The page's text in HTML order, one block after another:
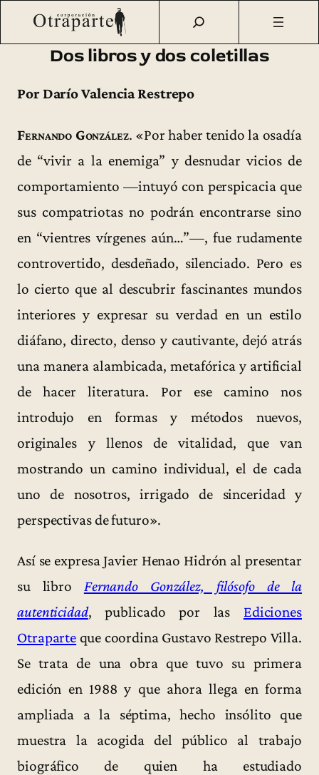
Saltar
contenido
Otraparte.org/ Corporación Archivo de prensa
Dos libros
Dos libros y dos coletillas
Por Darío Valencia Restrepo
Fernando González. «Por haber tenido la osadía
de “vivir a la enemiga” y desnudar vicios de
comportamiento —intuyó con perspicacia que
sus compatriotas no podrán encontrarse sino
en “vientres vírgenes aún…”—, fue rudamente
controvertido, desdeñado, silenciado. Pero es
lo cierto que al descubrir fascinantes mundos
interiores y expresar su verdad en un estilo
diáfano, directo, denso y cautivante, dejó atrás
una manera alambicada, metafórica y artificial
de hacer literatura. Por ese camino nos
introdujo en formas y métodos nuevos,
originales y llenos de vitalidad, que van
mostrando un camino individual, el de cada
uno de nosotros, irrigado de sinceridad y
perspectivas de futuro».
Así se expresa Javier Henao Hidrón al presentar
su libro Fernando González, filósofo de la
autenticidad, publicado por las Ediciones
Otraparte que coordina Gustavo Restrepo Villa.
Se trata de una obra que tuvo su primera
edición en 1988 y que ahora llega en forma
ampliada a la séptima, hecho insólito que
muestra la acogida del público al trabajo
biográfico de quien ha estudiado